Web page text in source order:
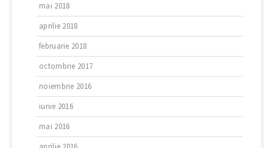
mai 2018
aprilie 2018
februarie 2018
octombrie 2017
noiembrie 2016
iunie 2016
mai 2016